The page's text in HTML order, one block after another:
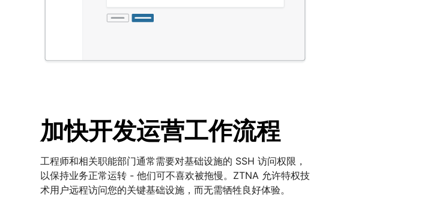
加快开发运营工作流程
工程师和相关职能部门通常需要对基础设施的 SSH 访问权限，
以保持业务正常运转 - 他们可不喜欢被拖慢。ZTNA 允许特权技
术用户远程访问您的关键基础设施，而无需牺牲良好体验。